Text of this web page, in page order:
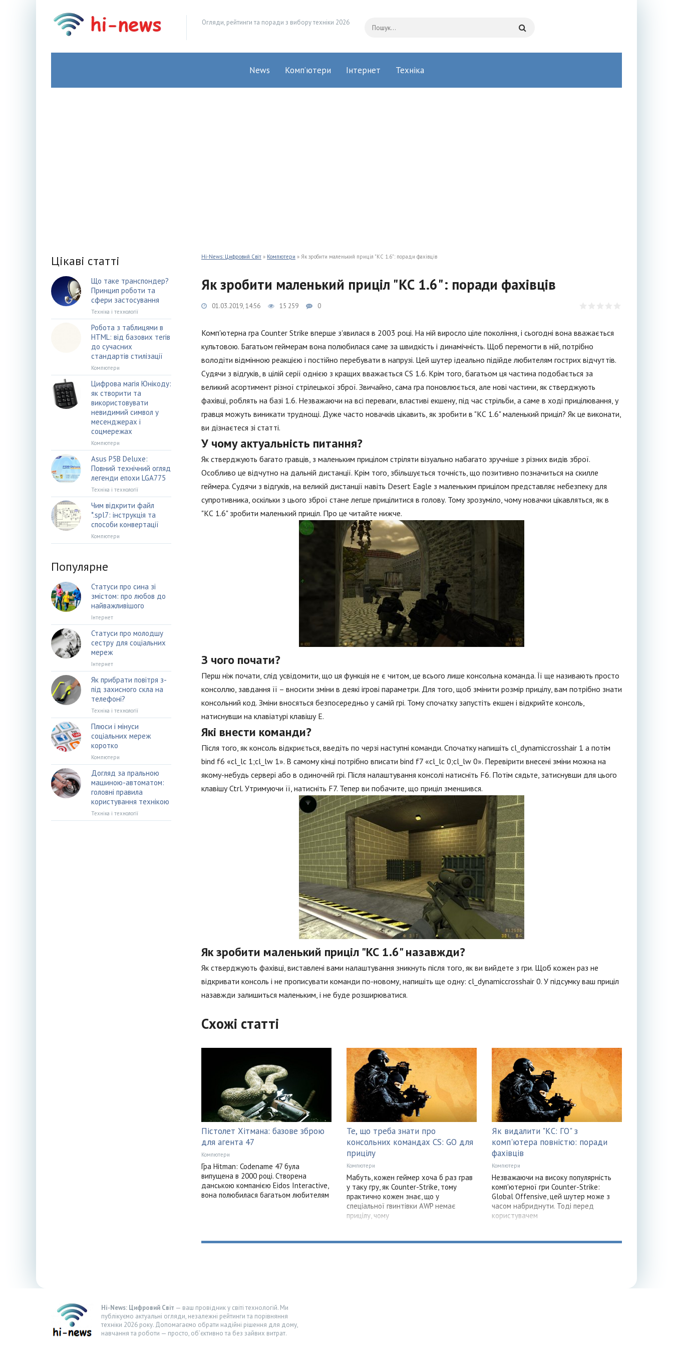
Огляди, рейтинги та поради з вибору техніки 2026
News Комп’ютери Інтернет Техніка
Hi-News: Цифровий Світ » Компютери » Як зробити маленький приціл "КС 1.6": поради фахівців
Як зробити маленький приціл "КС 1.6": поради фахівців
01.03.2019, 14:56 15 259 0
Комп'ютерна гра Counter Strike вперше з'явилася в 2003 році. На ній виросло ціле покоління, і сьогодні вона вважається
культовою. Багатьом геймерам вона полюбилася саме за швидкість і динамічність. Щоб перемогти в ній, потрібно
володіти відмінною реакцією і постійно перебувати в напрузі. Цей шутер ідеально підійде любителям гострих відчуттів.
Судячи з відгуків, в цілій серії однією з кращих вважається CS 1.6. Крім того, багатьом ця частина подобається за
великий асортимент різної стрілецької зброї. Звичайно, сама гра поновлюється, але нові частини, як стверджують
фахівці, роблять на базі 1.6. Незважаючи на всі переваги, властиві екшену, під час стрільби, а саме в ході прицілювання, у
гравця можуть виникати труднощі. Дуже часто новачків цікавить, як зробити в "КС 1.6" маленький приціл? Як це виконати,
ви дізнаєтеся зі статті.
У чому актуальність питання?
Як стверджують багато гравців, з маленьким прицілом стріляти візуально набагато зручніше з різних видів зброї.
Особливо це відчутно на дальній дистанції. Крім того, збільшується точність, що позитивно позначиться на скилле
геймера. Судячи з відгуків, на великій дистанції навіть Desert Eagle з маленьким прицілом представляє небезпеку для
супротивника, оскільки з цього зброї стане легше прицілитися в голову. Тому зрозуміло, чому новачки цікавляться, як в
"КС 1.6" зробити маленький приціл. Про це читайте нижче.
З чого почати?
Перш ніж почати, слід усвідомити, що ця функція не є читом, це всього лише консольна команда. Її ще називають просто
консоллю, завдання її – вносити зміни в деякі ігрові параметри. Для того, щоб змінити розмір прицілу, вам потрібно знати
консольний код. Зміни вносяться безпосередньо у самій грі. Тому спочатку запустіть екшен і відкрийте консоль,
натиснувши на клавіатурі клавішу Е.
Які внести команди?
Після того, як консоль відкриється, введіть по черзі наступні команди. Спочатку напишіть cl_dynamiccrosshair 1 а потім
bind f6 «cl_lc 1;cl_lw 1». В самому кінці потрібно вписати bind f7 «cl_lc 0;cl_lw 0». Перевірити внесені зміни можна на
якому-небудь сервері або в одиночній грі. Після налаштування консолі натисніть F6. Потім сядьте, затиснувши для цього
клавішу Ctrl. Утримуючи її, натисніть F7. Тепер ви побачите, що приціл зменшився.
Як зробити маленький приціл "КС 1.6" назавжди?
Як стверджують фахівці, виставлені вами налаштування зникнуть після того, як ви вийдете з гри. Щоб кожен раз не
відкривати консоль і не прописувати команди по-новому, напишіть ще одну: cl_dynamiccrosshair 0. У підсумку ваш приціл
назавжди залишиться маленьким, і не буде розширюватися.
Схожі статті
Пістолет Хітмана: базове зброю
для агента 47
Компютери
Гра Hitman: Codename 47 була
випущена в 2000 році. Створена
данською компанією Eidos Interactive,
вона полюбилася багатьом любителям
Те, що треба знати про
консольних командах CS: GO для
прицілу
Компютери
Мабуть, кожен геймер хоча б раз грав
у таку гру, як Counter-Strike, тому
практично кожен знає, що у
спеціальної гвинтівки AWP немає
прицілу, чому
Як видалити "КС: ГО" з
комп'ютера повністю: поради
фахівців
Компютери
Незважаючи на високу популярність
комп'ютерної гри Counter-Strike:
Global Offensive, цей шутер може з
часом набриднути. Тоді перед
користувачем
Цікаві статті
Що таке транспондер?
Принцип роботи та
сфери застосування
Техніка і технології
Робота з таблицями в
HTML: від базових тегів
до сучасних
стандартів стилізації
Компютери
Цифрова магія Юнікоду:
як створити та
використовувати
невидимий символ у
месенджерах і
соцмережах
Компютери
Asus P5B Deluxe:
Повний технічний огляд
легенди епохи LGA775
Техніка і технології
Чим відкрити файл
*.spl7: інструкція та
способи конвертації
Компютери
Популярне
Статуси про сина зі
змістом: про любов до
найважливішого
Інтернет
Статуси про молодшу
сестру для соціальних
мереж
Інтернет
Як прибрати повітря з-
під захисного скла на
телефоні?
Техніка і технології
Плюси і мінуси
соціальних мереж
коротко
Компютери
Догляд за пральною
машиною-автоматом:
головні правила
користування технікою
Техніка і технології
Hi-News: Цифровий Світ — ваш провідник у світі технологій. Ми
публікуємо актуальні огляди, незалежні рейтинги та порівняння
техніки 2026 року. Допомагаємо обрати надійні рішення для дому,
навчання та роботи — просто, об’єктивно та без зайвих витрат.